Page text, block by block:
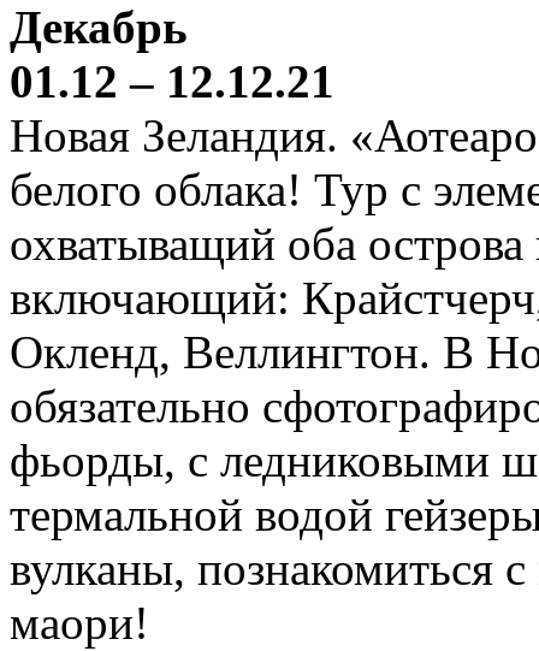
Декабрь
01.12 – 12.12.21
Новая Зеландия.
белого облака! Тур с
охватыващий оба
включающий:
Окленд, Веллингтон. В
обязательно
фьорды, с ледниковыми
термальной водой
вулканы, познакомиться
маори!